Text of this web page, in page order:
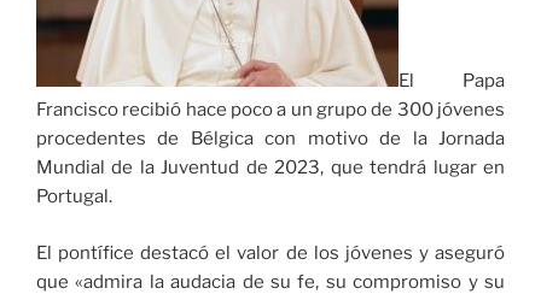
El Papa
Francisco recibió hace poco a un grupo de 300 jóvenes
procedentes de Bélgica con motivo de la Jornada
Mundial de la Juventud de 2023, que tendrá lugar en
Portugal.
El pontífice destacó el valor de los jóvenes y aseguró
que «admira la audacia de su fe, su compromiso y su